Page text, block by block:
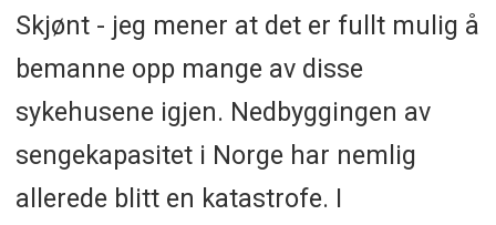
Skjønt - jeg mener at det er fullt mulig å
bemanne opp mange av disse
sykehusene igjen. Nedbyggingen av
sengekapasitet i Norge har nemlig
allerede blitt en katastrofe. I